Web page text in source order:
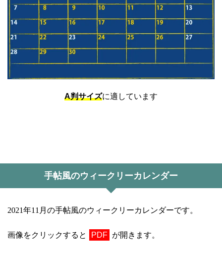
A判サイズに適しています
手帖風のウィークリーカレンダー
2021年11月の手帖風のウィークリーカレンダーです。
画像をクリックすると PDF が開きます。